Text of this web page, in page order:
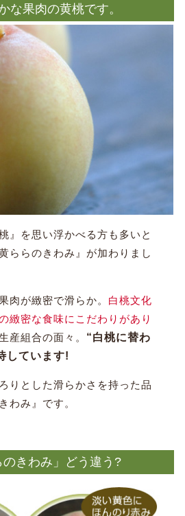
な果肉の黄桃です。
』を思い浮かべる方も多いと
ららのきわみ』が加わりまし
肉が緻密で滑らか。 白桃文化
緻密な食味にこだわりがあり
産組合の面々。 “白桃に替わ
しています!
りとした滑らかさを持った品
わみ』です。
のきわみ」どう違う?